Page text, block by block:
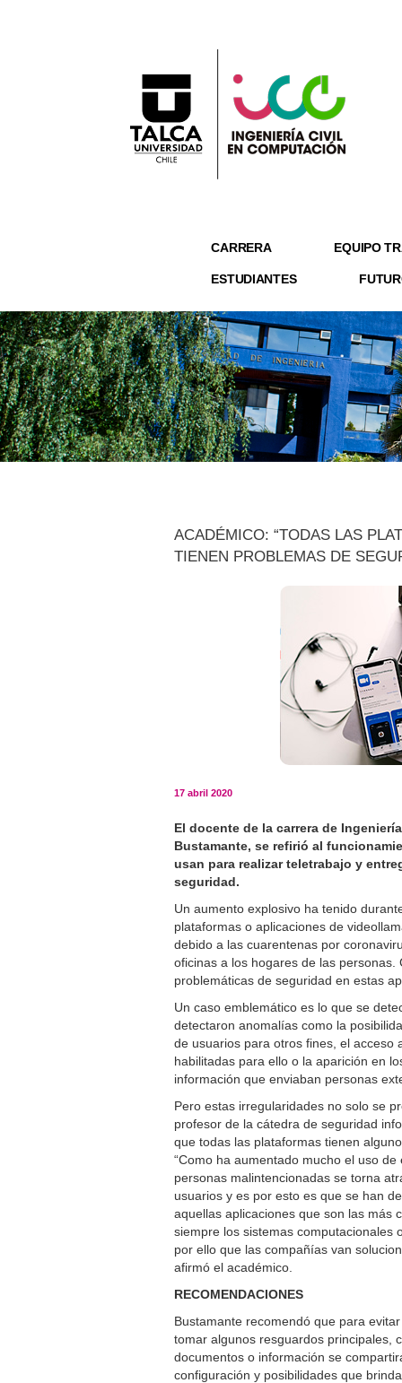
CARRERA EQUIPO
ESTUDIANTES
ACADÉMICO: “TODAS LAS
TIENEN PROBLEMAS DE
17 abril 2020
El docente de la carrera de
Bustamante, se refirió al
usan para realizar teletrabajo y
seguridad.
Un aumento explosivo ha tenido
plataformas o aplicaciones de
debido a las cuarentenas por
oficinas a los hogares de las
problemáticas de seguridad en estas
Un caso emblemático es lo que se
detectaron anomalías como la
de usuarios para otros fines, el acceso
habilitadas para ello o la aparición en
información que enviaban personas
Pero estas irregularidades no solo se
profesor de la cátedra de seguridad
que todas las plataformas tienen
“Como ha aumentado mucho el uso
personas malintencionadas se torna
usuarios y es por esto es que se han
aquellas aplicaciones que son las más
siempre los sistemas computacionales
por ello que las compañías van
afirmó el académico.
RECOMENDACIONES
Bustamante recomendó que para
tomar algunos resguardos principales,
documentos o información se
configuración y posibilidades que